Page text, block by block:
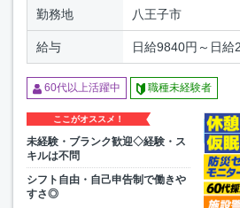
勤務地 八王子市
給与 日給9840円～日給
60代以上活躍中 職種未経験者
ここがオススメ！
未経験・ブランク歓迎◇経験・ス
キルは不問
シフト自由・自己申告制で働きや
すさ◎